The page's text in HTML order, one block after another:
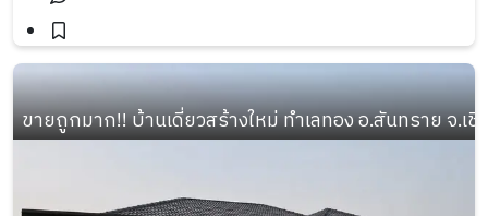
ขายถูกมาก!! บ้านเดี่ยวสร้างใหม่ ทำเลทอง อ.สันทราย จ.เ